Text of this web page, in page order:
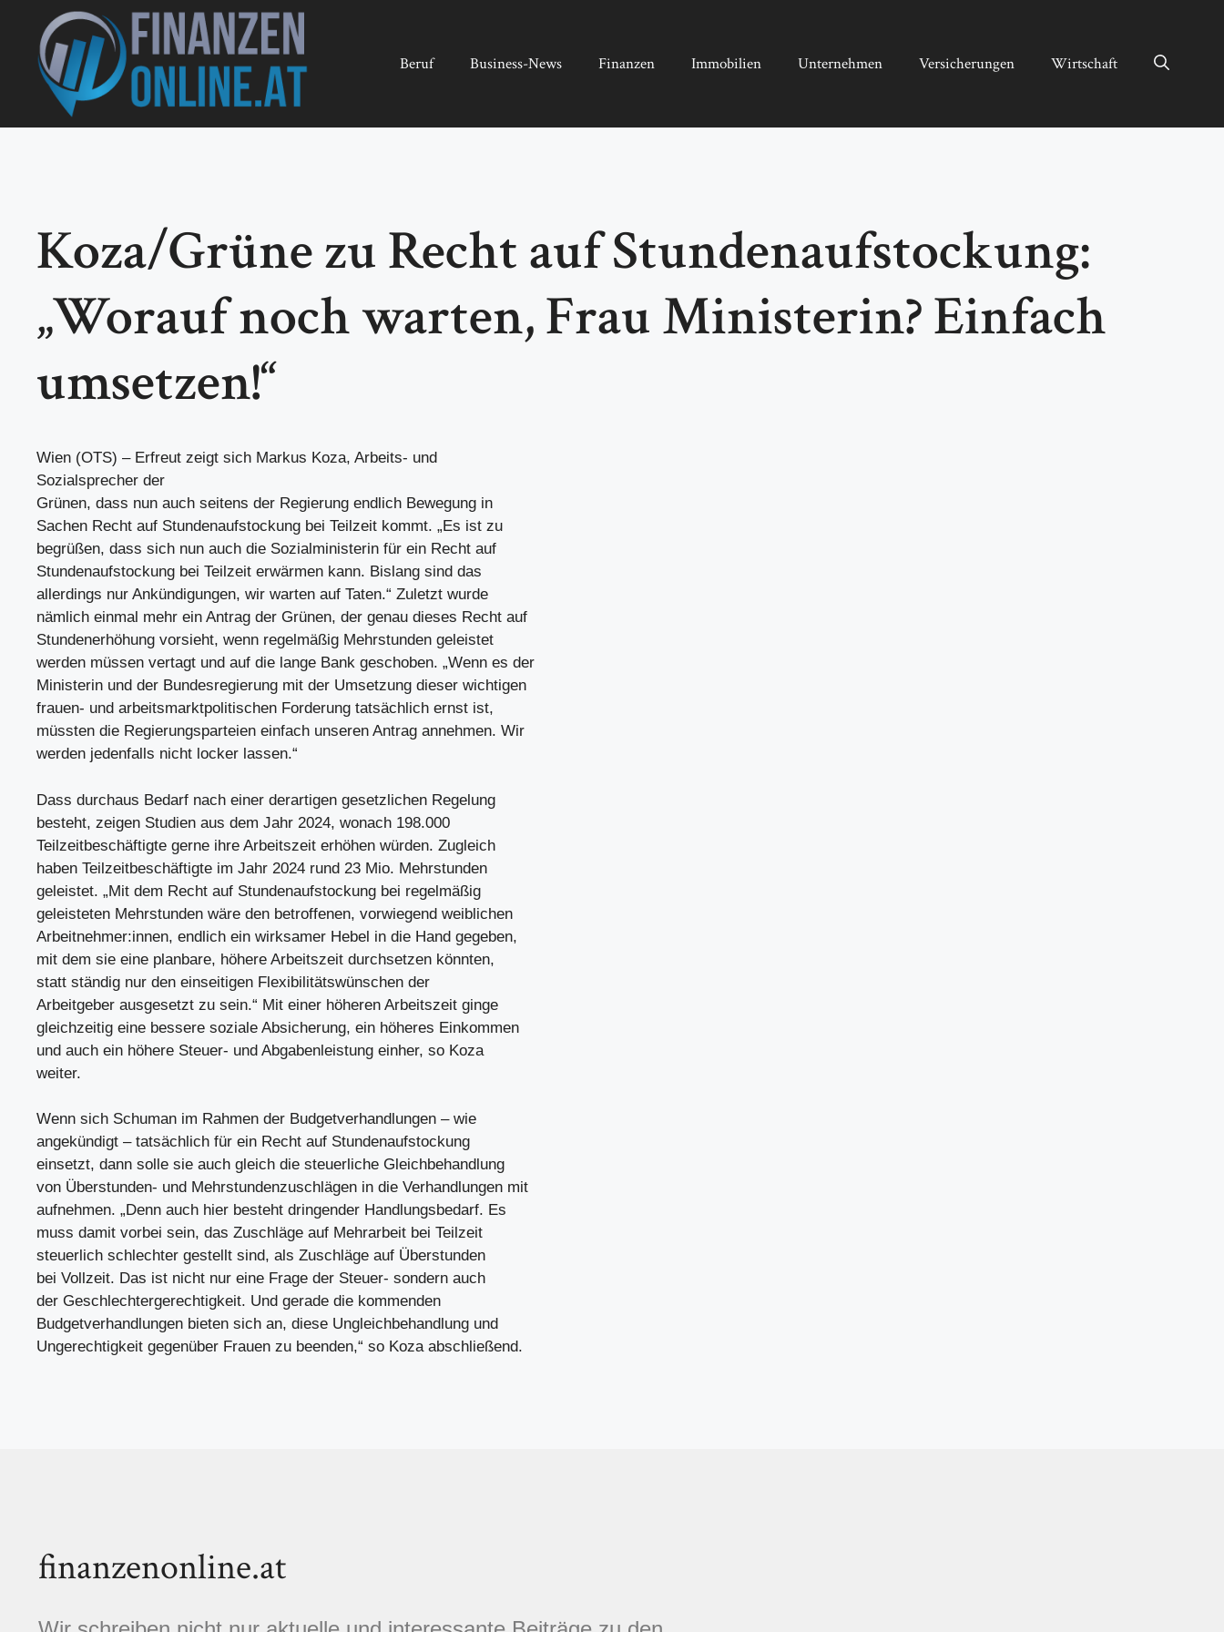
springen
Beruf Business-News Finanzen Immobilien Unternehmen Versicherungen Wirtschaft
Koza/Grüne zu Recht auf Stundenaufstockung:
„Worauf noch warten, Frau Ministerin? Einfach
umsetzen!“
Wien (OTS) – Erfreut zeigt sich Markus Koza, Arbeits- und
Sozialsprecher der
Grünen, dass nun auch seitens der Regierung endlich Bewegung in
Sachen Recht auf Stundenaufstockung bei Teilzeit kommt. „Es ist zu
begrüßen, dass sich nun auch die Sozialministerin für ein Recht auf
Stundenaufstockung bei Teilzeit erwärmen kann. Bislang sind das
allerdings nur Ankündigungen, wir warten auf Taten.“ Zuletzt wurde
nämlich einmal mehr ein Antrag der Grünen, der genau dieses Recht auf
Stundenerhöhung vorsieht, wenn regelmäßig Mehrstunden geleistet
werden müssen vertagt und auf die lange Bank geschoben. „Wenn es der
Ministerin und der Bundesregierung mit der Umsetzung dieser wichtigen
frauen- und arbeitsmarktpolitischen Forderung tatsächlich ernst ist,
müssten die Regierungsparteien einfach unseren Antrag annehmen. Wir
werden jedenfalls nicht locker lassen.“
Dass durchaus Bedarf nach einer derartigen gesetzlichen Regelung
besteht, zeigen Studien aus dem Jahr 2024, wonach 198.000
Teilzeitbeschäftigte gerne ihre Arbeitszeit erhöhen würden. Zugleich
haben Teilzeitbeschäftigte im Jahr 2024 rund 23 Mio. Mehrstunden
geleistet. „Mit dem Recht auf Stundenaufstockung bei regelmäßig
geleisteten Mehrstunden wäre den betroffenen, vorwiegend weiblichen
Arbeitnehmer:innen, endlich ein wirksamer Hebel in die Hand gegeben,
mit dem sie eine planbare, höhere Arbeitszeit durchsetzen könnten,
statt ständig nur den einseitigen Flexibilitätswünschen der
Arbeitgeber ausgesetzt zu sein.“ Mit einer höheren Arbeitszeit ginge
gleichzeitig eine bessere soziale Absicherung, ein höheres Einkommen
und auch ein höhere Steuer- und Abgabenleistung einher, so Koza
weiter.
Wenn sich Schuman im Rahmen der Budgetverhandlungen – wie
angekündigt – tatsächlich für ein Recht auf Stundenaufstockung
einsetzt, dann solle sie auch gleich die steuerliche Gleichbehandlung
von Überstunden- und Mehrstundenzuschlägen in die Verhandlungen mit
aufnehmen. „Denn auch hier besteht dringender Handlungsbedarf. Es
muss damit vorbei sein, das Zuschläge auf Mehrarbeit bei Teilzeit
steuerlich schlechter gestellt sind, als Zuschläge auf Überstunden
bei Vollzeit. Das ist nicht nur eine Frage der Steuer- sondern auch
der Geschlechtergerechtigkeit. Und gerade die kommenden
Budgetverhandlungen bieten sich an, diese Ungleichbehandlung und
Ungerechtigkeit gegenüber Frauen zu beenden,“ so Koza abschließend.
finanzenonline.at